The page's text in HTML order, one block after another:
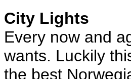
City Lights
Every now and
wants. Luckily
the best